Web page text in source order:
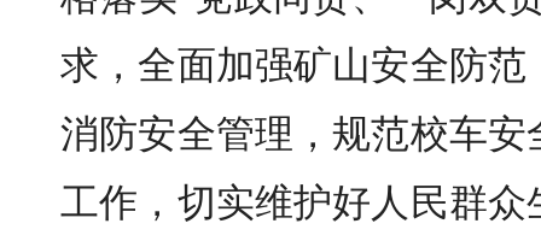
求，全面加强矿山安全防
消防安全管理，规范校车
工作，切实维护好人民群